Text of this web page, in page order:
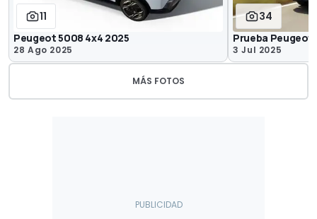
11
Peugeot 5008 4x4 2025
28 Ago 2025
34
Prueba Peugeot
3 Jul 2025
MÁS FOTOS